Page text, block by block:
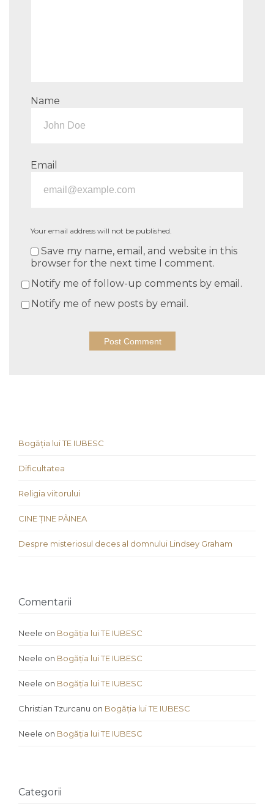
Name
Email
Your email address will not be published.
Save my name, email, and website in this
browser for the next time I comment.
Notify me of follow-up comments by email.
Notify me of new posts by email.
Bogăția lui TE IUBESC
Dificultatea
Religia viitorului
CINE ȚINE PÂINEA
Despre misteriosul deces al domnului Lindsey Graham
Comentarii
Neele on Bogăția lui TE IUBESC
Neele on Bogăția lui TE IUBESC
Neele on Bogăția lui TE IUBESC
Christian Tzurcanu on Bogăția lui TE IUBESC
Neele on Bogăția lui TE IUBESC
Categorii